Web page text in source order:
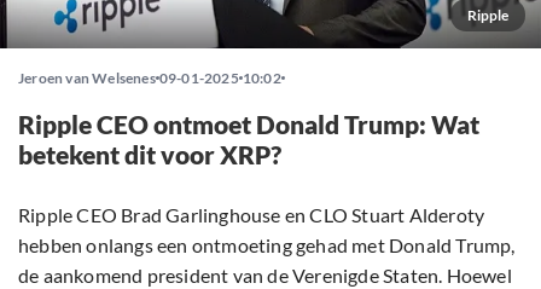
Ripple
Jeroen van Welsenes 09-01-2025 10:02
Ripple CEO ontmoet Donald Trump: Wat
betekent dit voor XRP?
Ripple CEO Brad Garlinghouse en CLO Stuart Alderoty
hebben onlangs een ontmoeting gehad met Donald Trump,
de aankomend president van de Verenigde Staten. Hoewel